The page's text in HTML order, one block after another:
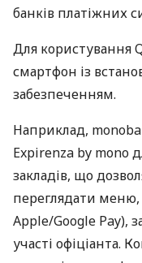
банків платіжних
Для користування
смартфон із
забезпеченням.
Наприклад,
Expirenza by mono
закладів, що
переглядати меню,
Apple/Google Pay),
участі офіціанта.